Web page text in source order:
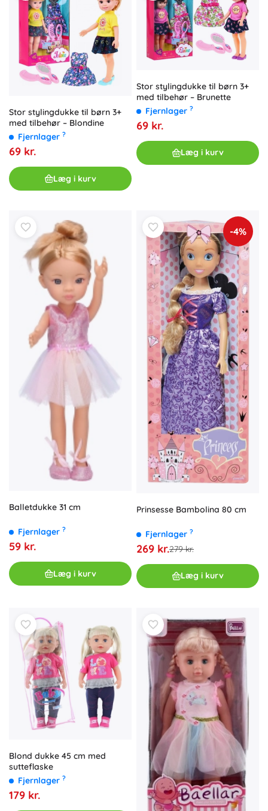
Stor stylingdukke til børn 3+
med tilbehør – Blondine
Fjernlager ?
69 kr.
Læg i kurv
Stor stylingdukke til børn 3+
med tilbehør – Brunette
Fjernlager ?
69 kr.
Læg i kurv
Balletdukke 31 cm
Fjernlager ?
59 kr.
Læg i kurv
-4%
Prinsesse Bambolina 80 cm
Fjernlager ?
269 kr.279 kr.
Læg i kurv
Blond dukke 45 cm med
sutteflaske
Fjernlager ?
179 kr.